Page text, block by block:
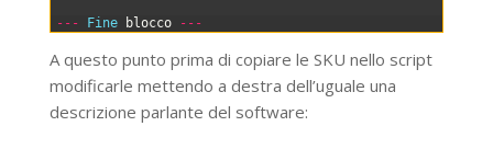
-- - Fine blocco -- -
A questo punto prima di copiare le SKU nello script
modificarle mettendo a destra dell’uguale una
descrizione parlante del software: